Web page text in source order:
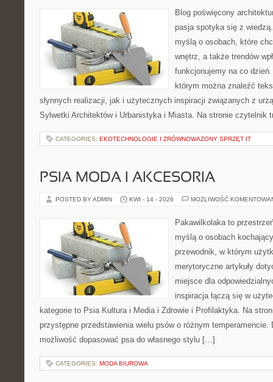
Blog poświęcony
pasja spotyka się z
myślą o osobach, które
wnętrz, a także trendów
funkcjonujemy na co
którym można znaleźć
słynnych realizacji, jak i użytecznych inspiracji związanych z
Sylwetki Architektów i Urbanistyka i Miasta. Na stronie czytelnik
CATEGORIES: EKOTECHNOLOGIE I ZRÓWNOWAŻONY SPRZĘT IT
PSIA MODA I AKCESORIA
POSTED BY ADMIN KWI - 14 - 2026 MOŻLIWOŚĆ
Pakawilkolaka to
myślą o osobach
przewodnik, w którym
merytoryczne artykuły
miejsce dla
inspiracja łączą się w
kategorie to Psia Kultura i Media i Zdrowie i Profilaktyka. Na
przystępne przedstawienia wielu psów o różnym
możliwość dopasować psa do własnego stylu […]
CATEGORIES: MODA BIUROWA